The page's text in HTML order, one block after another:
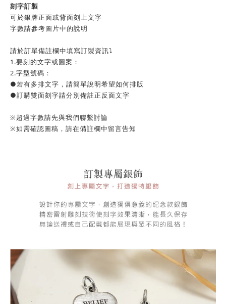
刻字訂製
可於銀牌正面或背面刻上文字
字數請參考圖片中的說明
請於訂單備註欄中填寫訂製資訊⤵️
1.要刻的文字或圖案：
2.字型號碼：
●若有多排文字，請簡單說明希望如何排版
●訂購雙面刻字請分別備註正反面文字
※超過字數請先與我們聯繫討論
※如需確認圖稿，請在備註欄中留言告知